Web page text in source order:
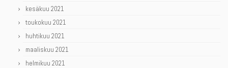
kesäkuu 2021
toukokuu 2021
huhtikuu 2021
maaliskuu 2021
helmikuu 2021